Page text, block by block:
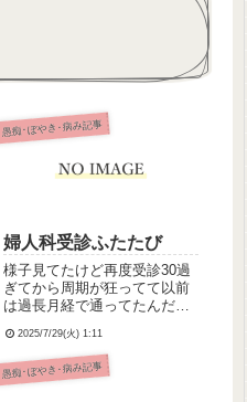
愚痴･ぼやき･病み記事
婦人科受診ふたたび
様子見てたけど再度受診30過
ぎてから周期が狂ってて以前
は過長月経で通ってたんだけ
ですよね、毎月めんどくさい
なとは思ってても来なければ
来ないでやっぱり不安でこの
2025/7/29(火) 1:11
愚痴･ぼやき･病み記事